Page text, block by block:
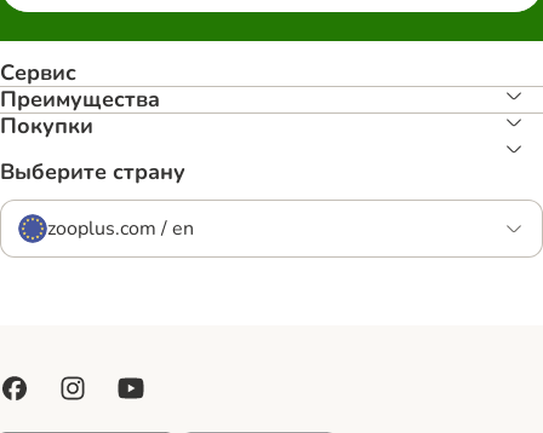
Сервис
Преимуществa
Покупки
Выберите страну
zooplus.com / en